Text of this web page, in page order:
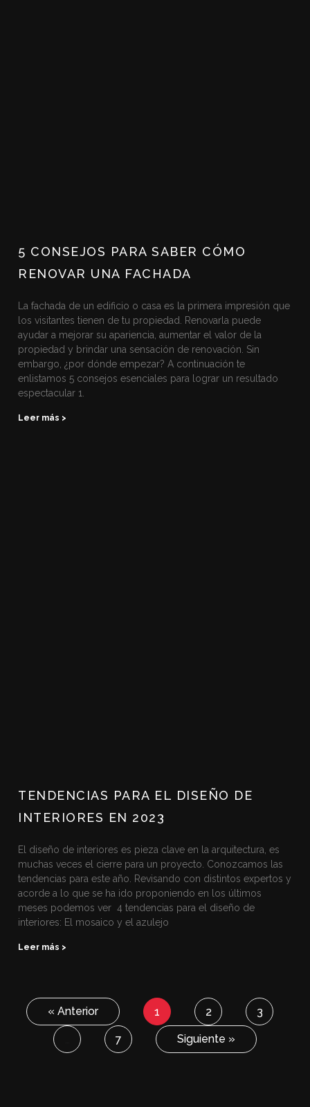
5 CONSEJOS PARA SABER CÓMO
RENOVAR UNA FACHADA
La fachada de un edificio o casa es la primera impresión que
los visitantes tienen de tu propiedad. Renovarla puede
ayudar a mejorar su apariencia, aumentar el valor de la
propiedad y brindar una sensación de renovación. Sin
embargo, ¿por dónde empezar? A continuación te
enlistamos 5 consejos esenciales para lograr un resultado
espectacular 1.
Leer más >
TENDENCIAS PARA EL DISEÑO DE
INTERIORES EN 2023
El diseño de interiores es pieza clave en la arquitectura, es
muchas veces el cierre para un proyecto. Conozcamos las
tendencias para este año. Revisando con distintos expertos y
acorde a lo que se ha ido proponiendo en los últimos
meses podemos ver 4 tendencias para el diseño de
interiores: El mosaico y el azulejo
Leer más >
« Anterior 1 2 3
7 Siguiente »